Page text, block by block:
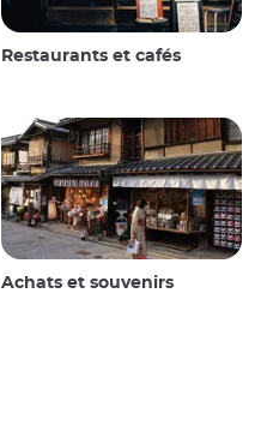
Restaurants et cafés
Achats et souvenirs